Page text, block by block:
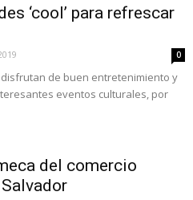
‘cool’ para refrescar
0
de buen entretenimiento y
eventos culturales, por
del comercio